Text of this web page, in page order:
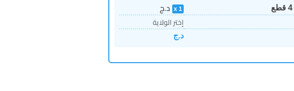
1
د.ج
إختر الولاية
د.ج